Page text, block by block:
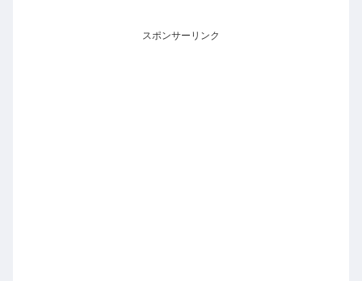
スポンサーリンク